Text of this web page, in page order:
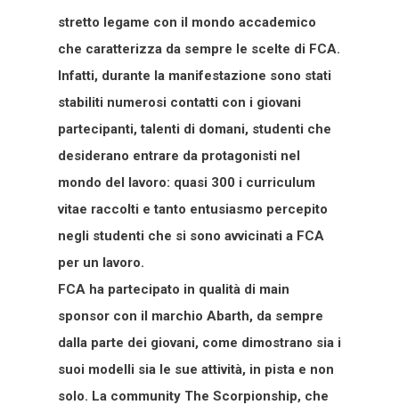
stretto legame con il mondo accademico
che caratterizza da sempre le scelte di FCA.
Infatti, durante la manifestazione sono stati
stabiliti numerosi contatti con i giovani
partecipanti, talenti di domani, studenti che
desiderano entrare da protagonisti nel
mondo del lavoro: quasi 300 i curriculum
vitae raccolti e tanto entusiasmo percepito
negli studenti che si sono avvicinati a FCA
per un lavoro.
FCA ha partecipato in qualità di main
sponsor con il marchio Abarth, da sempre
dalla parte dei giovani, come dimostrano sia i
suoi modelli sia le sue attività, in pista e non
solo. La community The Scorpionship, che